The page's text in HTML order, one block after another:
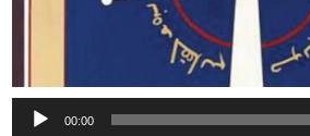
Audio
Player
00:00